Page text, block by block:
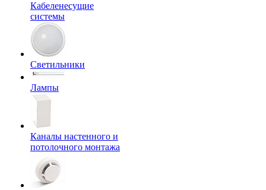
Кабеленесущие
системы
Светильники
Лампы
Каналы настенного и
потолочного монтажа